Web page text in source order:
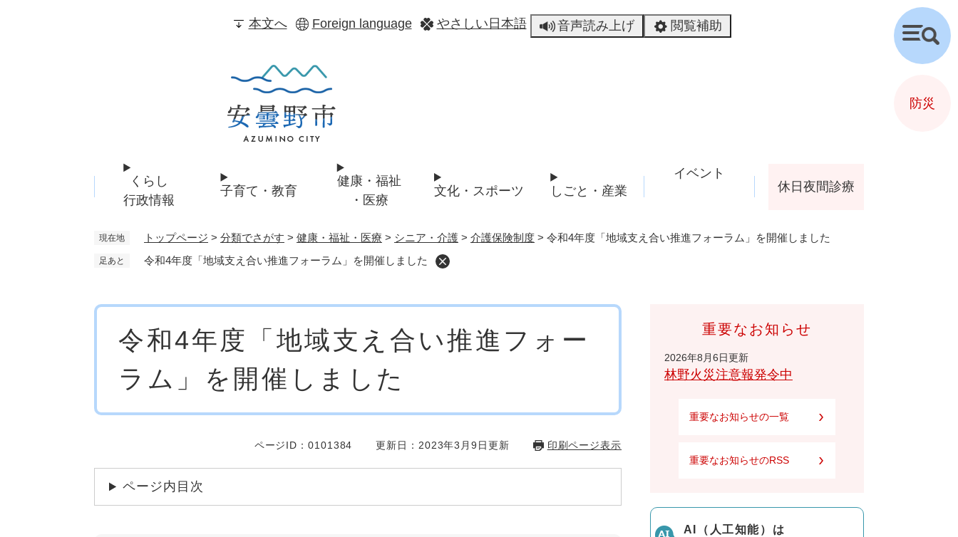
本文へ Foreign language やさしい日本語 音声読み上げ 閲覧補助
くらし
行政情報
子育て・教育
健康・福祉
・医療
文化・スポーツ しごと・産業
イベント
休日夜間診療
現在地 トップページ > 分類でさがす > 健康・福祉・医療 > シニア・介護 > 介護保険制度 > 令和4年度「地域支え合い推進フォーラム」を開催しました
足あと 令和4年度「地域支え合い推進フォーラム」を開催しました
令和4年度「地域支え合い推進フォー
ラム」を開催しました
ページID：0101384 更新日：2023年3月9日更新 印刷ページ表示
ページ内目次
重要なお知らせ
2026年8月6日更新
林野火災注意報発令中
重要なお知らせの一覧
重要なお知らせのRSS
AI（人工知能）は
検
索
防災